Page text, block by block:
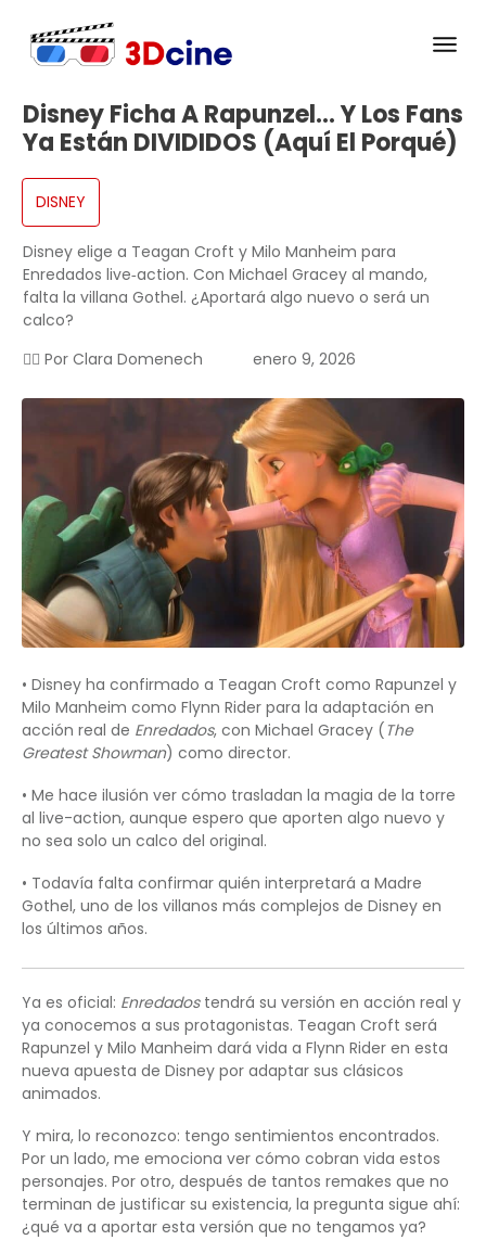
Disney Ficha A Rapunzel… Y Los Fans
Ya Están DIVIDIDOS (Aquí El Porqué)
DISNEY
Disney elige a Teagan Croft y Milo Manheim para
Enredados live‑action. Con Michael Gracey al mando,
falta la villana Gothel. ¿Aportará algo nuevo o será un
calco?
✍🏻 Por Clara Domenech enero 9, 2026
• Disney ha confirmado a Teagan Croft como Rapunzel y
Milo Manheim como Flynn Rider para la adaptación en
acción real de Enredados, con Michael Gracey ( The
Greatest Showman) como director.
• Me hace ilusión ver cómo trasladan la magia de la torre
al live-action, aunque espero que aporten algo nuevo y
no sea solo un calco del original.
• Todavía falta confirmar quién interpretará a Madre
Gothel, uno de los villanos más complejos de Disney en
los últimos años.
Ya es oficial: Enredadostendrá su versión en acción real y
ya conocemos a sus protagonistas. Teagan Croft será
Rapunzel y Milo Manheim dará vida a Flynn Rider en esta
nueva apuesta de Disney por adaptar sus clásicos
animados.
Y mira, lo reconozco: tengo sentimientos encontrados.
Por un lado, me emociona ver cómo cobran vida estos
personajes. Por otro, después de tantos remakes que no
terminan de justificar su existencia, la pregunta sigue ahí:
¿qué va a aportar esta versión que no tengamos ya?